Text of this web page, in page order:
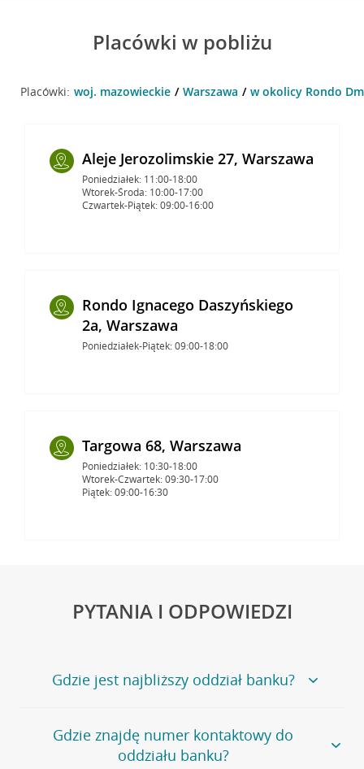
Placówki w pobliżu
Placówki: woj. mazowieckie Warszawa w okolicy Rondo
Aleje Jerozolimskie 27, Warszawa
Poniedziałek: 11:00-18:00
Wtorek-Środa: 10:00-17:00
Czwartek-Piątek: 09:00-16:00
Rondo Ignacego Daszyńskiego
2a, Warszawa
Poniedziałek-Piątek: 09:00-18:00
Targowa 68, Warszawa
Poniedziałek: 10:30-18:00
Wtorek-Czwartek: 09:30-17:00
Piątek: 09:00-16:30
PYTANIA I ODPOWIEDZI
Gdzie jest najbliższy oddział banku?
Jeśli szukasz oddziału naszego banku, zapraszamy na
stronęPlacówki i bankomaty, na której znajduje się
wygodna wyszukiwarka.
Gdzie znajdę numer kontaktowy do
oddziału banku?